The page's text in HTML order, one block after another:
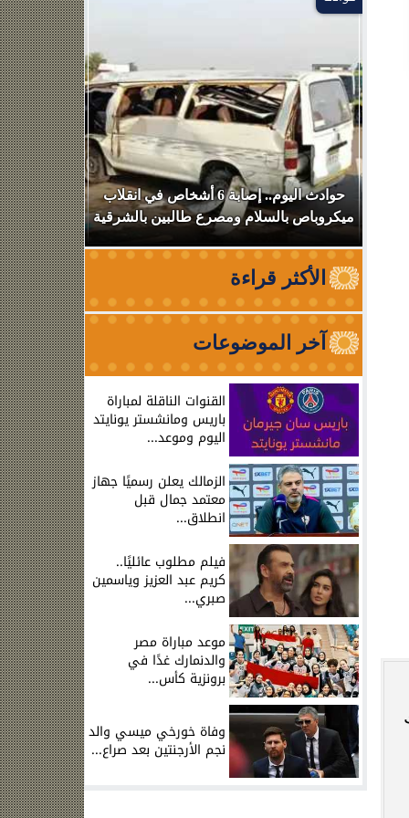
حوادث اليوم.. إصابة 6 أشخاص في انقلاب
ميكروباص بالسلام ومصرع طالبين بالشرقية
استهداف
الأكثر قراءة
آخر الموضوعات
القنوات الناقلة لمباراة
باريس ومانشستر يونايتد
اليوم وموعد...
الزمالك يعلن رسميًا جهاز
معتمد جمال قبل
انطلاق...
فيلم مطلوب عائليًا..
كريم عبد العزيز وياسمين
صبري...
موعد مباراة مصر
والدنمارك غدًا في
برونزية كأس...
وفاة خورخي ميسي والد
نجم الأرجنتين بعد صراع...